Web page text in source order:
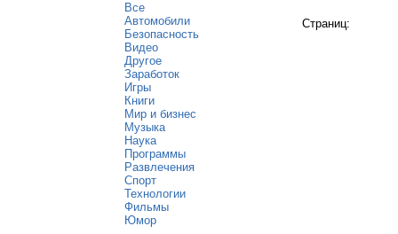
Все
Автомобили
Безопасность
Видео
Другое
Заработок
Игры
Книги
Мир и бизнес
Музыка
Наука
Программы
Развлечения
Спорт
Технологии
Фильмы
Юмор
Страниц: